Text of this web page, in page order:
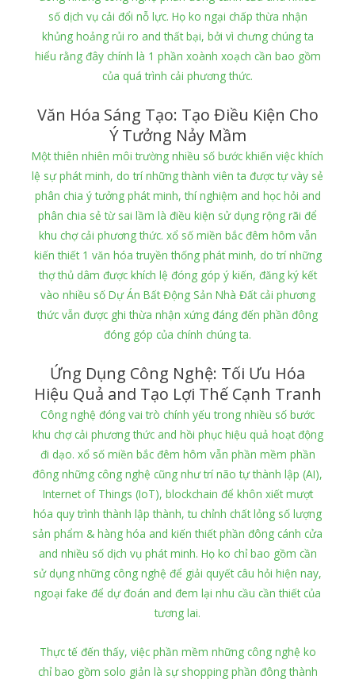
số dịch vụ cải đổi nỗ lực. Họ ko ngại chấp thừa nhận
khủng hoảng rủi ro and thất bại, bởi vì chưng chúng ta
hiểu rằng đây chính là 1 phần xoành xoạch cần bao gồm
của quá trình cải phương thức.
Văn Hóa Sáng Tạo: Tạo Điều Kiện Cho
Ý Tưởng Nảy Mầm
Một thiên nhiên môi trường nhiều số bước khiến việc khích
lệ sự phát minh, do trí những thành viên ta được tự vày sẻ
phân chia ý tưởng phát minh, thí nghiệm and học hỏi and
phân chia sẻ từ sai lầm là điều kiện sử dụng rộng rãi để
khu chợ cải phương thức. xổ số miền bắc đêm hôm vẫn
kiến thiết 1 văn hóa truyền thống phát minh, do trí những
thợ thủ dâm được khích lệ đóng góp ý kiến, đăng ký kết
vào nhiều số Dự Án Bất Động Sản Nhà Đất cải phương
thức vẫn được ghi thừa nhận xứng đáng đến phần đông
đóng góp của chính chúng ta.
Ứng Dụng Công Nghệ: Tối Ưu Hóa
Hiệu Quả and Tạo Lợi Thế Cạnh Tranh
Công nghệ đóng vai trò chính yếu trong nhiều số bước
khu chợ cải phương thức and hồi phục hiệu quả hoạt động
đi dạo. xổ số miền bắc đêm hôm vẫn phần mềm phần
đông những công nghệ cũng như trí não tự thành lập (AI),
Internet of Things (IoT), blockchain để khôn xiết mượt
hóa quy trình thành lập thành, tu chỉnh chất lỏng số lượng
sản phẩm & hàng hóa and kiến thiết phần đông cánh cửa
and nhiều số dịch vụ phát minh. Họ ko chỉ bao gồm cần
sử dụng những công nghệ để giải quyết câu hỏi hiện nay,
ngoại fake để dự đoán and đem lại nhu cầu cần thiết của
tương lai.
Thực tế đến thấy, việc phần mềm những công nghệ ko
chỉ bao gồm solo giản là sự shopping phần đông thành